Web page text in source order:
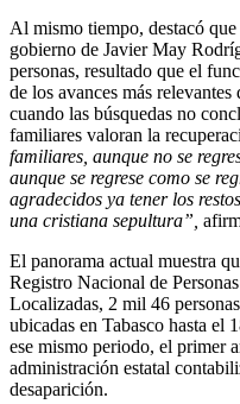
Al mismo tiempo, destacó
gobierno de Javier May
personas, resultado que el
de los avances más
cuando las búsquedas no
familiares valoran la
familiares, aunque no se
aunque se regrese como se
agradecidos ya tener los
una cristiana sepultura”,
El panorama actual muestra
Registro Nacional de
Localizadas, 2 mil 46
ubicadas en Tabasco hasta el
ese mismo periodo, el primer
administración estatal
desaparición.